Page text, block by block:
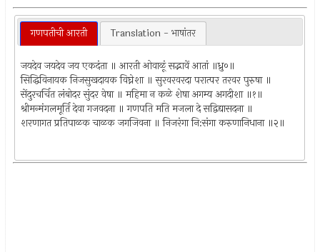
गणपतीची आरती Translation - भाषांतर
जयदेव जयदेव जय एकदंता ॥ आरती ओवाळूं सद्भावें आतां ॥ध्रु०॥
सिद्धिविनायक निजसुखदायक विघ्नेशा ॥ सुरवरवरदा परात्पर तरवर पुरुषा ॥
सेंदुरचर्चित लंबोदर सुंदर वेषा ॥ महिमा न कळे शेषा अगम्य अगदीशा ॥१॥
श्रीमन्मंगलमूर्ति देवा गजवदना ॥ गणपति मति मजला दे सद्विद्यासदना ॥
शरणागत प्रतिपाळक चाळक जगजिवना ॥ निजरंगा नि:संगा करुणानिधाना ॥२॥